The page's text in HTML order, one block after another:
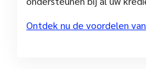
Ontdek nu de voordelen